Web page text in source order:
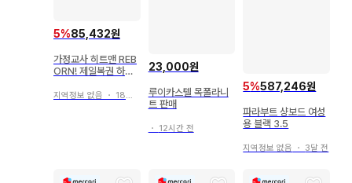
5%85,432원
가정교사 히트맨 REB
ORN! 제일복권 하위
지역정보 없음 ・ 18일 전
23,000원
루이카스텔 목폴라니
트 판매
・ 12시간 전
5%587,246원
파라부트 샹보드 여성
용 블랙 3.5
지역정보 없음 ・ 3달 전